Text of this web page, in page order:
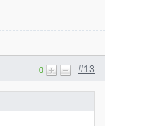
#13
0